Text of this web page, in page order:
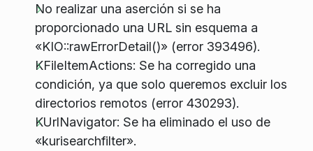
No realizar una aserción si se ha
proporcionado una URL sin esquema a
«KIO::rawErrorDetail()» (error 393496).
KFileItemActions: Se ha corregido una
condición, ya que solo queremos excluir los
directorios remotos (error 430293).
KUrlNavigator: Se ha eliminado el uso de
«kurisearchfilter».